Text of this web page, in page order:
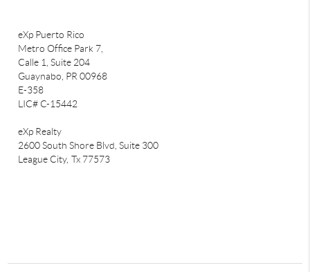
eXp Puerto Rico
Metro Office Park 7,
Calle 1, Suite 204
Guaynabo, PR 00968
E-358
LIC# C-15442
eXp Realty
2600 South Shore Blvd, Suite 300
League City, Tx 77573